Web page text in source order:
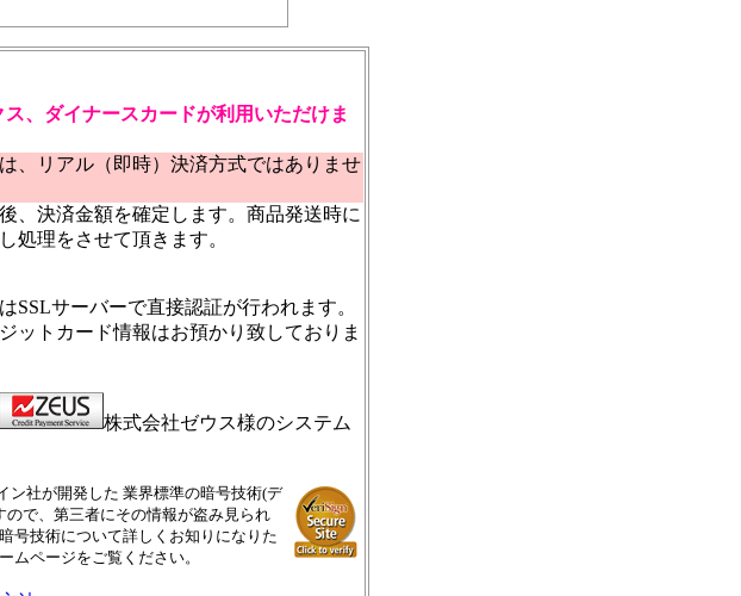
、ダイナースカードが利用いただけま
、リアル（即時）決済方式ではありませ
、決済金額を確定します。商品発送時に
処理をさせて頂きます。
SSLサーバーで直接認証が行われます。
ットカード情報はお預かり致しておりま
株式会社ゼウス様のシステム
ン社が開発した 業界標準の暗号技術(デ
で、第三者にその情報が盗み見られ
号技術について詳しくお知りになりた
ムページをご覧ください。